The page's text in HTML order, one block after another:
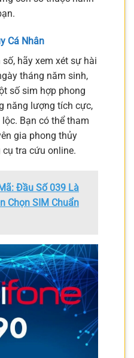
Cá Nhân
hãy xem xét sự hài
tháng năm sinh,
số sim hợp phong
năng lượng tích cực,
Bạn có thể tham
gia phong thủy
tra cứu online.
Đầu Số 039 Là
Chọn SIM Chuẩn